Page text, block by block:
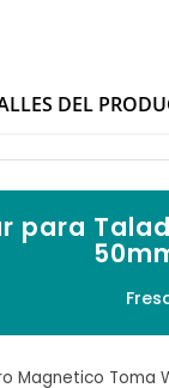
DEL
para
Magnetico Toma